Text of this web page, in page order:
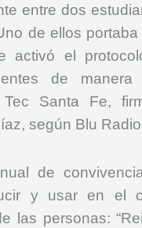
entre dos
de ellos
activó el
de
Santa Fe,
según Blu
de
y usar en el
las personas: